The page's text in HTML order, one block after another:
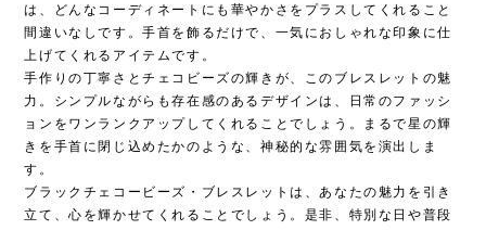
は、どんなコーディネートにも華やかさをプラスしてくれること
間違いなしです。手首を飾るだけで、一気におしゃれな印象に仕
上げてくれるアイテムです。
手作りの丁寧さとチェコビーズの輝きが、このブレスレットの魅
力。シンプルながらも存在感のあるデザインは、日常のファッシ
ョンをワンランクアップしてくれることでしょう。まるで星の輝
きを手首に閉じ込めたかのような、神秘的な雰囲気を演出しま
す。
ブラックチェコービーズ・ブレスレットは、あなたの魅力を引き
立て、心を輝かせてくれることでしょう。是非、特別な日や普段